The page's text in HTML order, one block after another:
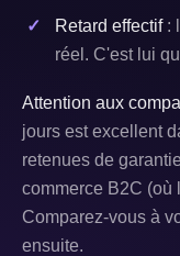
Retard effectif:
réel. C'est lui
Attention aux
jours est excellent
retenues de
commerce B2C (où
Comparez-vous à
ensuite.